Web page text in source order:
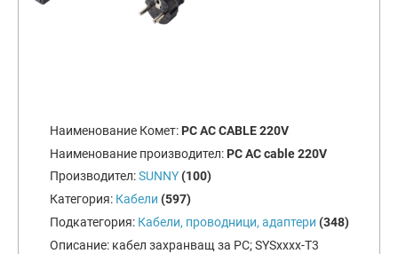
Наименование Комет: PC AC CABLE 220V
Наименование производител: PC AC cable 220V
Производител:SUNNY (100)
Категория: Кабели (597)
Подкатегория: Кабели, проводници, адаптери (348)
Описание: кабел захранващ за PC; SYSxxxx-T3